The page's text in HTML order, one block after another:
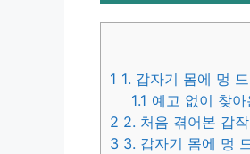
1 1. 갑자기 몸에 멍
1.1 예고 없이 찾
2 2. 처음 겪어본 갑
3 3. 갑자기 몸에 멍